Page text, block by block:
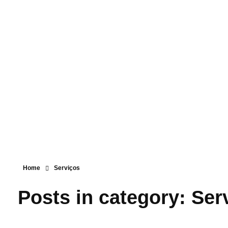
Home Serviços
Posts in category: